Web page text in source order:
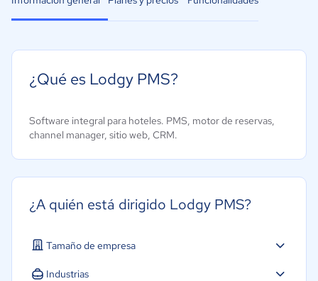
¿Qué es Lodgy PMS?
Software integral para hoteles. PMS, motor de reservas,
channel manager, sitio web, CRM.
¿A quién está dirigido Lodgy PMS?
Tamaño de empresa
Micro: 1 a 9 trabajadores
Industrias